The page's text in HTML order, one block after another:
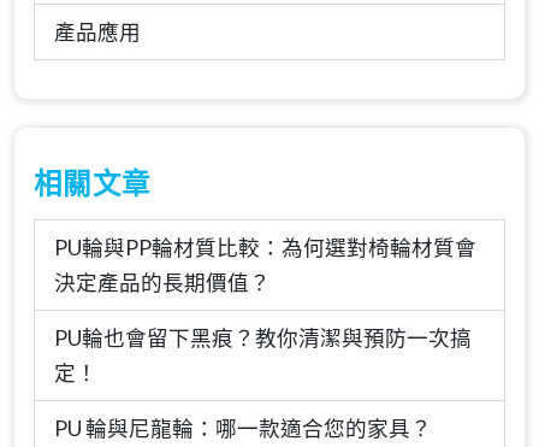
產品應用
相關文章
PU輪與PP輪材質比較：為何選對椅輪材質會
決定產品的長期價值？
PU輪也會留下黑痕？教你清潔與預防一次搞
定！
PU 輪與尼龍輪：哪一款適合您的家具？